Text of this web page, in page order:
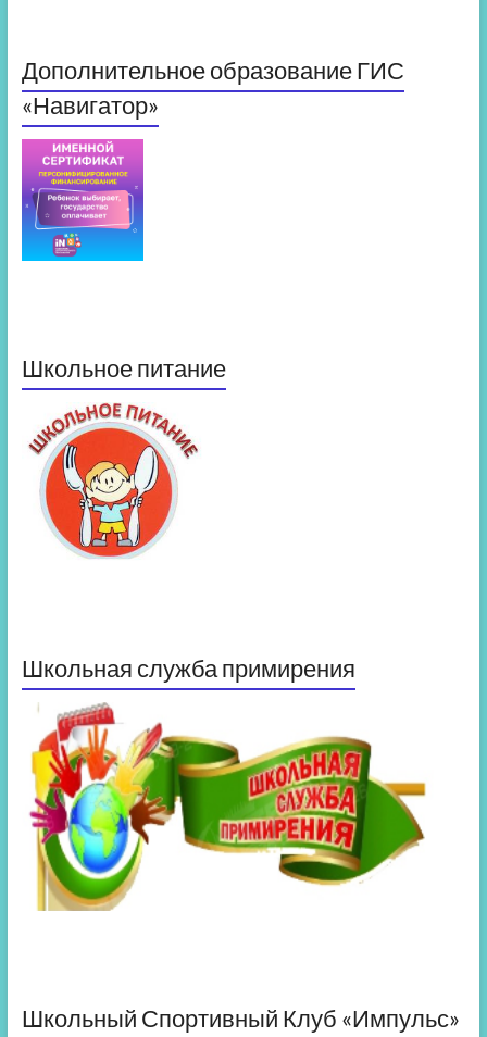
Дополнительное образование ГИС
«Навигатор»
Школьное питание
Школьная служба примирения
Школьный Спортивный Клуб «Импульс»